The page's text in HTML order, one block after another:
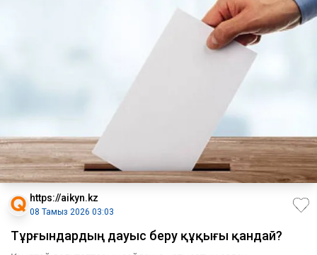
https://aikyn.kz
08 Тамыз 2026 03:03
Тұрғындардың дауыс беру құқығы қандай?